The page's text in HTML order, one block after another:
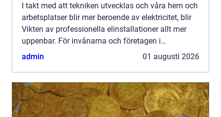
I takt med att tekniken utvecklas och våra hem och
arbetsplatser blir mer beroende av elektricitet, blir
Vikten av professionella elinstallationer allt mer
uppenbar. För invånarna och företagen i
Helsingborg är det viktigt ...
admin 01 augusti 2026